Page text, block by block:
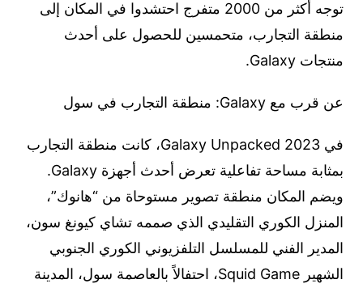
توجه أكثر من 2000 متفرج احتشدوا في المكان إلى
منطقة التجارب، متحمسين للحصول على أحدث
منتجات Galaxy.
عن قرب مع Galaxy: منطقة التجارب في سول
في Galaxy Unpacked 2023، كانت منطقة التجارب
بمثابة مساحة تفاعلية تعرض أحدث أجهزة Galaxy.
ويضم المكان منطقة تصوير مستوحاة من “هانوك”،
المنزل الكوري التقليدي الذي صممه تشاي كيونغ سون،
المدير الفني للمسلسل التلفزيوني الكوري الجنوبي
الشهير Squid Game، احتفالاً بالعاصمة سول، المدينة